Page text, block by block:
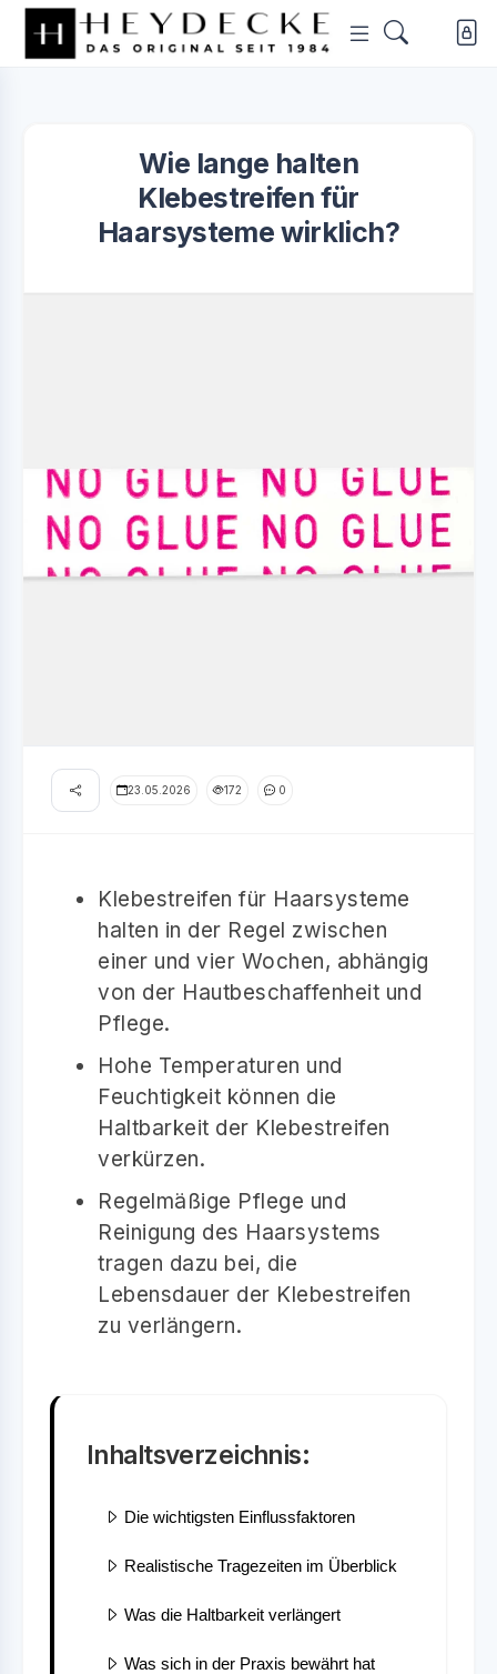
Wie lange halten
Klebestreifen für
Haarsysteme wirklich?
23.05.2026 172 0
Klebestreifen für Haarsysteme
halten in der Regel zwischen
einer und vier Wochen, abhängig
von der Hautbeschaffenheit und
Pflege.
Hohe Temperaturen und
Feuchtigkeit können die
Haltbarkeit der Klebestreifen
verkürzen.
Regelmäßige Pflege und
Reinigung des Haarsystems
tragen dazu bei, die
Lebensdauer der Klebestreifen
zu verlängern.
Inhaltsverzeichnis:
Die wichtigsten Einflussfaktoren
Realistische Tragezeiten im Überblick
Was die Haltbarkeit verlängert
Was sich in der Praxis bewährt hat